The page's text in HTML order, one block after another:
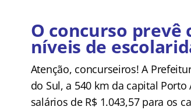
O concurso prevê
níveis de
Atenção, concurseiros! A
do Sul, a 540 km da capital
salários de R$ 1.043,57 para os